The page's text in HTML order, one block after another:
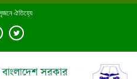
সৃজনে ঐতিহ্যে